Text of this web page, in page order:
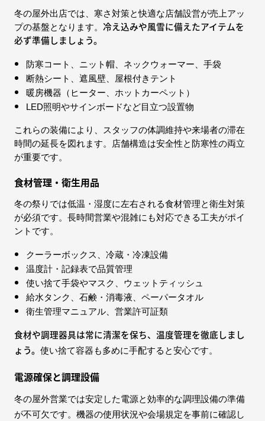
冬の屋外出店では、寒さ対策と快適な店舗設営が売上アッ
プの基盤となります。 冷え込みや風雪に備えたアイテムを
必ず準備しましょう。
防寒コート、ニット帽、ネックウォーマー、手袋
断熱シート、遮風壁、屋根付きテント
暖房機器（ヒーター、ホットカーペット）
LED照明やサインボードなど目立つ設置物
これらの装備により、スタッフの体調維持や来場者の滞在
時間の延長を図れます。店舗構造は安全性と防寒性の両立
が重要です。
食材管理・衛生用品
冬の祭りでは低温・湿度に左右される食材管理と衛生対策
が必須です。長時間営業や混雑にも対応できる工夫がポイ
ントです。
クーラーボックス、冷蔵・冷凍設備
温度計・記録表で品質管理
使い捨て手袋やマスク、ウェットティッシュ
給水タンク、石鹸・消毒液、ペーパータオル
衛生管理マニュアル、営業許可証類
食材や調理器具は常に清潔を保ち、温度管理を徹底しまし
ょう。
使い捨て容器も多めに手配すると安心です。
電源確保と調理設備
冬の屋外営業では安定した電源と効率的な調理設備の準備
が不可欠です。機器の使用状況や会場規定を事前に確認し